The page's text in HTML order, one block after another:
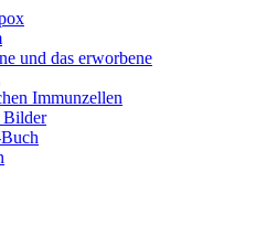
und das erworbene
Immunzellen
Bilder